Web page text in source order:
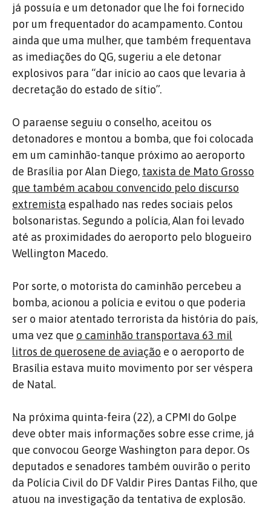
já possuía e um detonador que lhe foi fornecido
por um frequentador do acampamento. Contou
ainda que uma mulher, que também frequentava
as imediações do QG, sugeriu a ele detonar
explosivos para “dar início ao caos que levaria à
decretação do estado de sítio”.
O paraense seguiu o conselho, aceitou os
detonadores e montou a bomba, que foi colocada
em um caminhão-tanque próximo ao aeroporto
de Brasília por Alan Diego, taxista de Mato Grosso
que também acabou convencido pelo discurso
extremista espalhado nas redes sociais pelos
bolsonaristas. Segundo a polícia, Alan foi levado
até as proximidades do aeroporto pelo blogueiro
Wellington Macedo.
Por sorte, o motorista do caminhão percebeu a
bomba, acionou a polícia e evitou o que poderia
ser o maior atentado terrorista da história do país,
uma vez que o caminhão transportava 63 mil
litros de querosene de aviação e o aeroporto de
Brasília estava muito movimento por ser véspera
de Natal.
Na próxima quinta-feira (22), a CPMI do Golpe
deve obter mais informações sobre esse crime, já
que convocou George Washington para depor. Os
deputados e senadores também ouvirão o perito
da Polícia Civil do DF Valdir Pires Dantas Filho, que
atuou na investigação da tentativa de explosão.